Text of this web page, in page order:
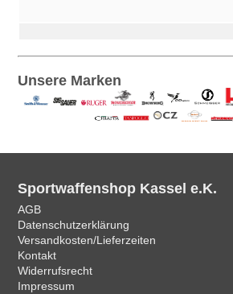
Unsere Marken
Sportwaffenshop Kassel e.K.
AGB
Datenschutzerklärung
Versandkosten/Lieferzeiten
Kontakt
Widerrufsrecht
Impressum